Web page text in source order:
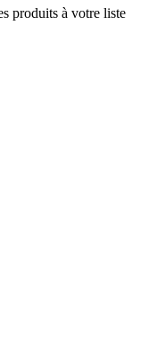
produits à votre liste